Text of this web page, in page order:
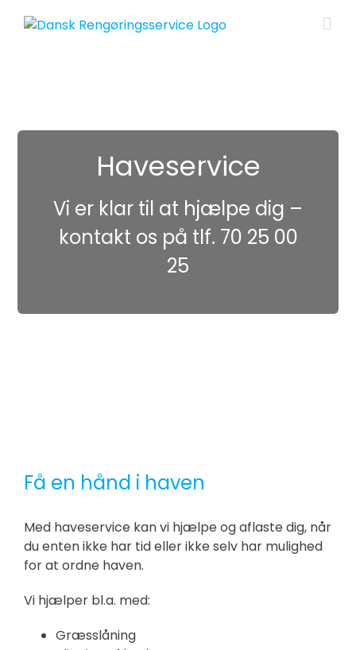
Haveservice
Vi er klar til at hjælpe dig –
kontakt os på tlf. 70 25 00
25
Få en hånd i haven
Med haveservice kan vi hjælpe og aflaste dig, når
du enten ikke har tid eller ikke selv har mulighed
for at ordne haven.
Vi hjælper bl.a. med:
Græsslåning